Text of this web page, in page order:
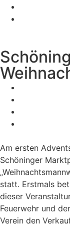
Am ersten
Schöninger
statt. Erstmals
dieser
Feuerwehr und
Verein den